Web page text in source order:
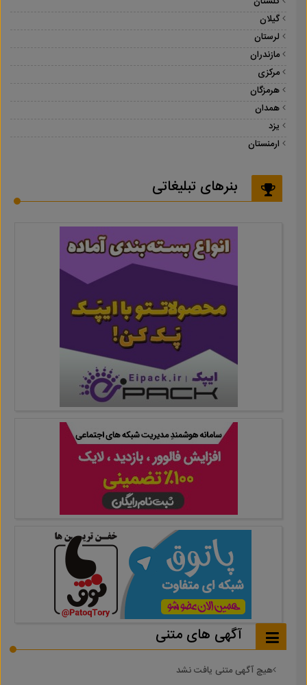
گیلان
لرستان
مازندران
مرکزی
هرمزگان
همدان
یزد
ارمنستان
بنرهای تبلیغاتی
آگهی های متنی
هیچ آگهی متنی یافت نشد